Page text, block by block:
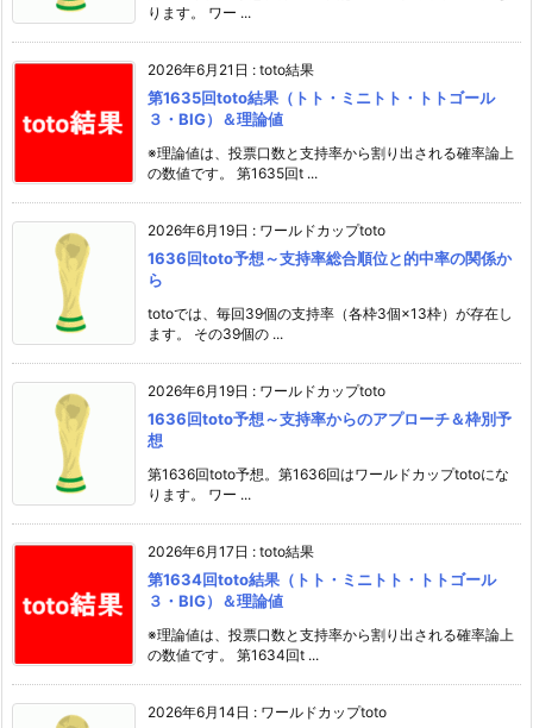
ります。 ワー ...
2026年6月21日 : toto結果
第1635回toto結果（トト・ミニトト・トトゴール
３・BIG）＆理論値
※理論値は、投票口数と支持率から割り出される確率論上
の数値です。 第1635回t ...
2026年6月19日 : ワールドカップtoto
1636回toto予想～支持率総合順位と的中率の関係か
ら
totoでは、毎回39個の支持率（各枠3個×13枠）が存在し
ます。 その39個の ...
2026年6月19日 : ワールドカップtoto
1636回toto予想～支持率からのアプローチ＆枠別予
想
第1636回toto予想。第1636回はワールドカップtotoにな
ります。 ワー ...
2026年6月17日 : toto結果
第1634回toto結果（トト・ミニトト・トトゴール
３・BIG）＆理論値
※理論値は、投票口数と支持率から割り出される確率論上
の数値です。 第1634回t ...
2026年6月14日 : ワールドカップtoto